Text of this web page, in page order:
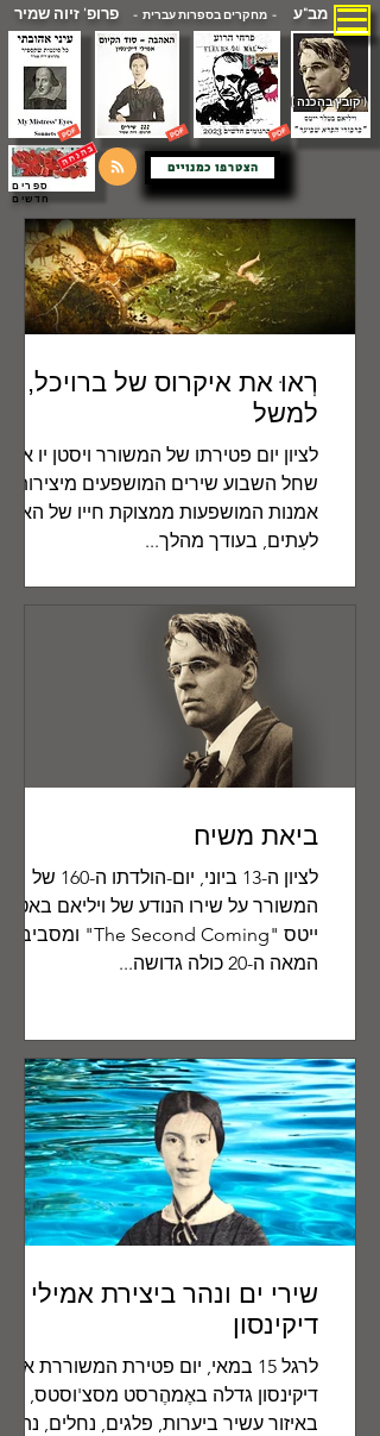
מב"ע - מחקרים בספרות עברית -פרופ' זיוה שמיר
( קובץ בהכנה )
הצטרפו כמנויים
ספרים
חדשים
רְאוּ את איקרוס של ברויכל,
למשל
לציון יום פטירתו של המשורר ויסטן יו אודן
שחל השבוע שירים המושפעים מיצירות
אמנות המושפעות ממצוקת חייו של האמן
לעִתים, בעודך מהלך...
ביאת משיח
לציון ה-13 ביוני, יום-הולדתו ה-160 של
המשורר על שירו הנודע של ויליאם
ייטס "The Second Coming" ומסביבו
המאה ה-20 כולה גדושה...
שירי ים ונהר ביצירת אמילי
דיקינסון
לרגל 15 במאי, יום פטירת המשוררת
דיקינסון גדלה באֶמהֶרסט מסצ'וסטס,
באיזור עשיר ביערות, פלגים, נחלים,